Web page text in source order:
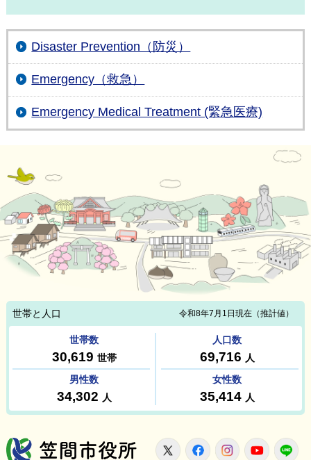
Disaster Prevention（防災）
Emergency（救急）
Emergency Medical Treatment (緊急医療)
笠間市役所
X FacebookInstagram